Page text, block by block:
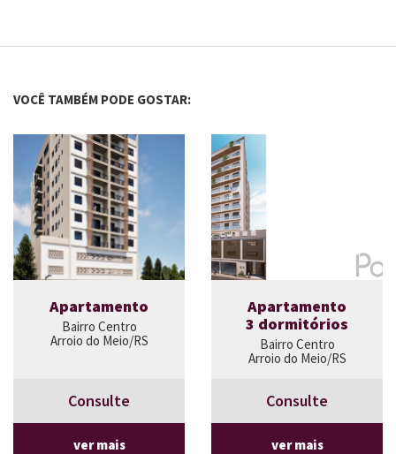
VOCÊ TAMBÉM PODE GOSTAR:
Apartamento
Bairro Centro
Arroio do Meio/RS
Consulte
ver mais
Apartamento
3 dormitórios
Bairro Centro
Arroio do Meio/RS
Consulte
ver mais